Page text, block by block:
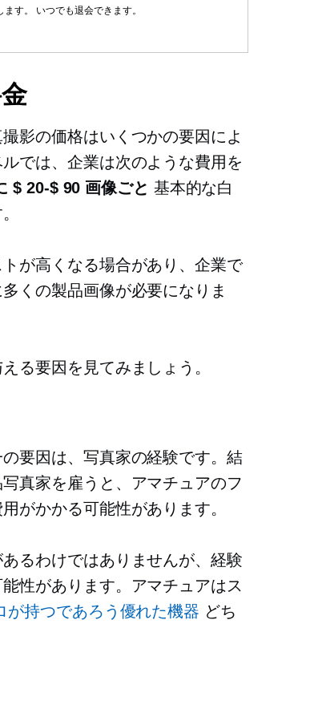
す。 いつでも退会できます。
影の価格はいくつかの要因によ
では、企業は次のような費用を
$ 20-$ 90 画像ごと 基本的な白
が高くなる場合があり、企業で
くの製品画像が必要になりま
る要因を見てみましょう。
要因は、写真家の経験です。結
真家を雇うと、アマチュアのフ
がかかる可能性があります。
るわけではありませんが、経験
性があります。アマチュアはス
が持つであろう優れた機器 どち